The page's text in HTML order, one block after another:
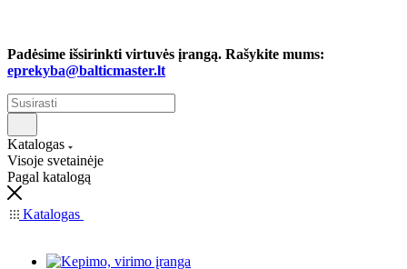
Padėsime išsirinkti virtuvės įrangą. Rašykite mums:
eprekyba@balticmaster.lt
Katalogas
Visoje svetainėje
Pagal katalogą
Katalogas